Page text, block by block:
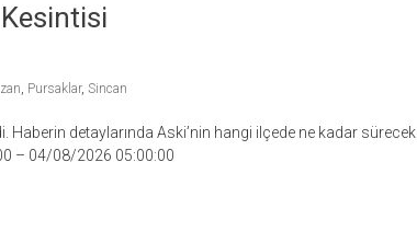
, Pursaklar, Sincan
Haberin detaylarında Aski’nin hangi ilçede ne kadar sürecek
– 04/08/2026 05:00:00